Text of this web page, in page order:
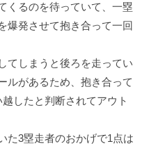
くるのを待っていて、一塁
爆発させて抱き合って一回
てしまうと後ろを走ってい
ルがあるため、抱き合って
したと判断されてアウト
た3塁走者のおかげで1点は